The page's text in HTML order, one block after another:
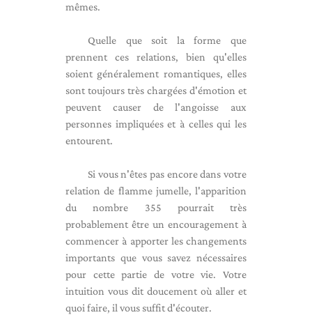
mêmes.
Quelle que soit la forme que
prennent ces relations, bien qu'elles
soient généralement romantiques, elles
sont toujours très chargées d'émotion et
peuvent causer de l'angoisse aux
personnes impliquées et à celles qui les
entourent.
Si vous n'êtes pas encore dans votre
relation de flamme jumelle, l'apparition
du nombre 355 pourrait très
probablement être un encouragement à
commencer à apporter les changements
importants que vous savez nécessaires
pour cette partie de votre vie. Votre
intuition vous dit doucement où aller et
quoi faire, il vous suffit d'écouter.